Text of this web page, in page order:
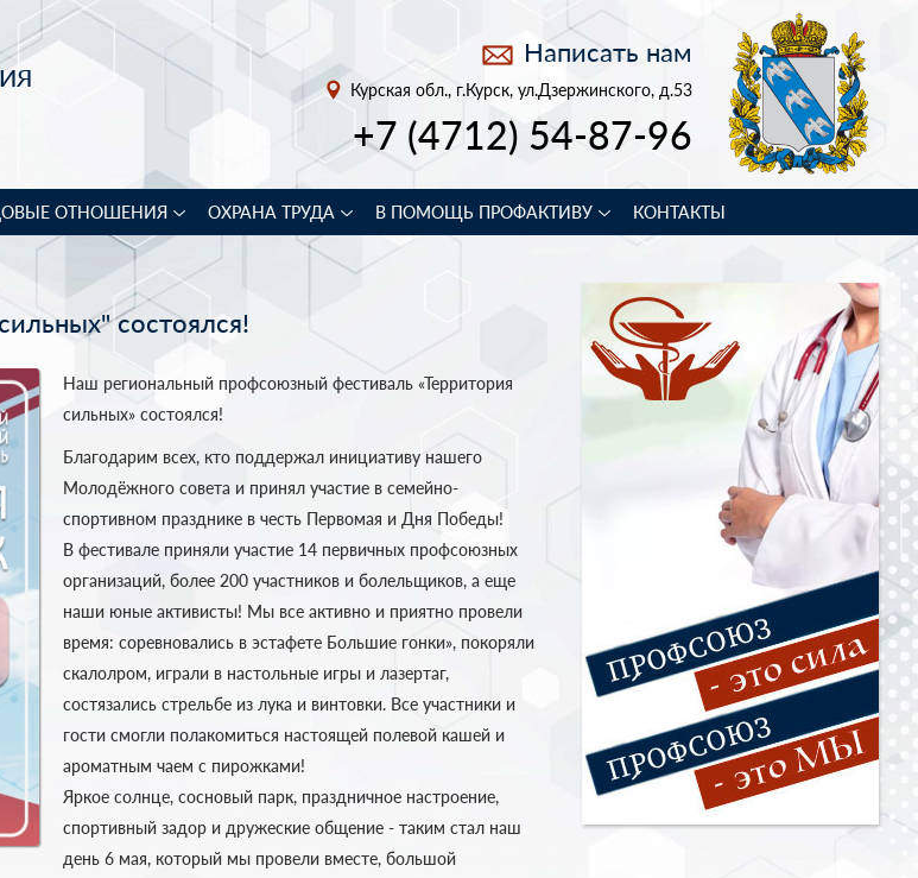
Написать нам
Курская обл., г.Курск, ул.Дзержинского, д.53
+7 (4712) 54-87-96
ОТНОШЕНИЯ ОХРАНА ТРУДА В ПОМОЩЬ ПРОФАКТИВУ КОНТАКТЫ
состоялся!
Наш региональный профсоюзный фестиваль «Территория
сильных» состоялся!
Благодарим всех, кто поддержал инициативу нашего
Молодёжного совета и принял участие в семейно-
спортивном празднике в честь Первомая и Дня Победы!
В фестивале приняли участие 14 первичных профсоюзных
организаций, более 200 участников и болельщиков, а еще
наши юные активисты! Мы все активно и приятно провели
время: соревновались в эстафете Большие гонки», покоряли
скалолром, играли в настольные игры и лазертаг,
состязались стрельбе из лука и винтовки. Все участники и
гости смогли полакомиться настоящей полевой кашей и
ароматным чаем с пирожками!
Яркое солнце, сосновый парк, праздничное настроение,
спортивный задор и дружеские общение - таким стал наш
день 6 мая, который мы провели вместе, большой